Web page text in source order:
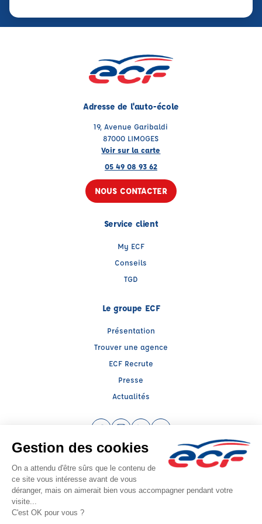
Adresse de l'auto-école
19, Avenue Garibaldi
87000 LIMOGES
Voir sur la carte
05 49 08 93 62
NOUS CONTACTER
Service client
My ECF
Conseils
TGD
Le groupe ECF
Présentation
Trouver une agence
ECF Recrute
Presse
Actualités
Facebook (nouvelle fenêtre)
Instagram (nouvelle fenêtre)
LinkedIn (nouvelle fenêtre)
YouTube (nouvelle
Raison sociale : ECF CER CENTRE ATLANTIQUE - Capital social: 2500000€
SIREN: 312379266 - Numéro de TVA intracommunautaire: FR 52 312379266
Agrément n°E1408700060
Siège social : RN 11 - Rte de la Mothe Les Champs Dorés, LA CRECHE (79260) -